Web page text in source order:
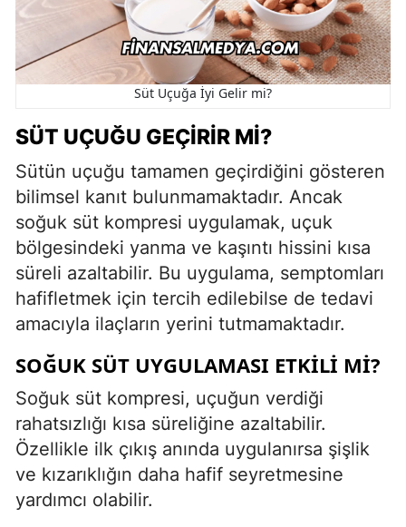
Süt Uçuğa İyi Gelir mi?
SÜT UÇUĞU GEÇIRIR MI?
Sütün uçuğu tamamen geçirdiğini gösteren
bilimsel kanıt bulunmamaktadır. Ancak
soğuk süt kompresi uygulamak, uçuk
bölgesindeki yanma ve kaşıntı hissini kısa
süreli azaltabilir. Bu uygulama, semptomları
hafifletmek için tercih edilebilse de tedavi
amacıyla ilaçların yerini tutmamaktadır.
SOĞUK SÜT UYGULAMASI ETKILI MI?
Soğuk süt kompresi, uçuğun verdiği
rahatsızlığı kısa süreliğine azaltabilir.
Özellikle ilk çıkış anında uygulanırsa şişlik
ve kızarıklığın daha hafif seyretmesine
yardımcı olabilir.